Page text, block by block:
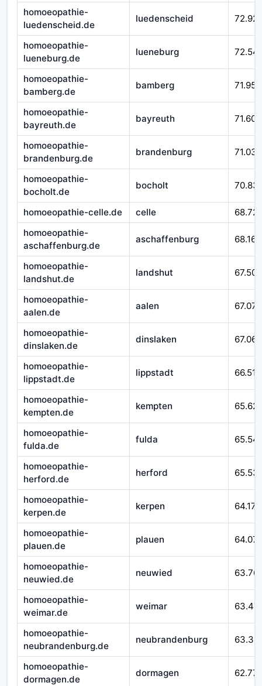
homoeopathie-
luedenscheid.de
luedenscheid
homoeopathie-
lueneburg.de
lueneburg
homoeopathie-
bamberg.de
bamberg 71.952
homoeopathie-
bayreuth.de
bayreuth 71.601
homoeopathie-
brandenburg.de
brandenburg 71.032
homoeopathie-
bocholt.de
bocholt
homoeopathie-celle.de celle
68.721
homoeopathie-
aschaffenburg.de
aschaffenburg 68.167
homoeopathie-
landshut.de
landshut 67.509
homoeopathie-
aalen.de
aalen 67.079
homoeopathie-
dinslaken.de
dinslaken 67.065
homoeopathie-
lippstadt.de
lippstadt 66.518
homoeopathie-
kempten.de
kempten
homoeopathie-
fulda.de
fulda
homoeopathie-
herford.de
herford
homoeopathie-
kerpen.de
kerpen 64.171
homoeopathie-
plauen.de
plauen
homoeopathie-
neuwied.de
neuwied
homoeopathie-
weimar.de
weimar
homoeopathie-
neubrandenburg.de
neubrandenburg 63.311
homoeopathie-
dormagen.de
dormagen